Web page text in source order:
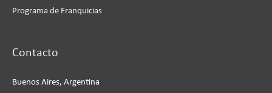
Programa de Franquicias
Contacto
Buenos Aires, Argentina